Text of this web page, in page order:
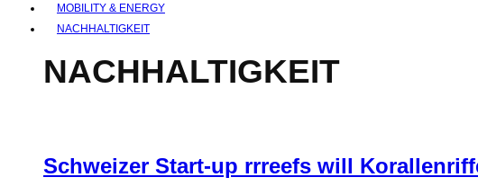
MOBILITY & ENERGY
NACHHALTIGKEIT
NACHHALTIGKEIT
Schweizer Start-up rrreefs will